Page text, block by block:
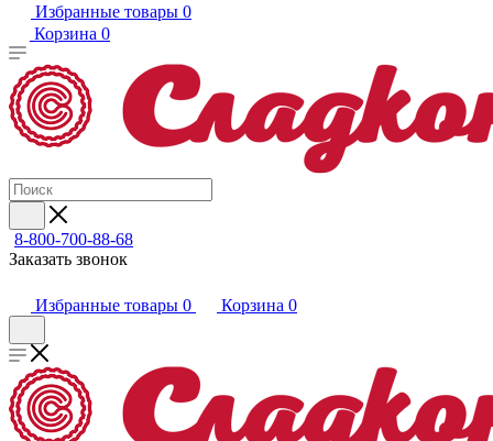
Избранные товары 0
Корзина 0
8-800-700-88-68
Заказать звонок
Избранные товары 0 Корзина 0